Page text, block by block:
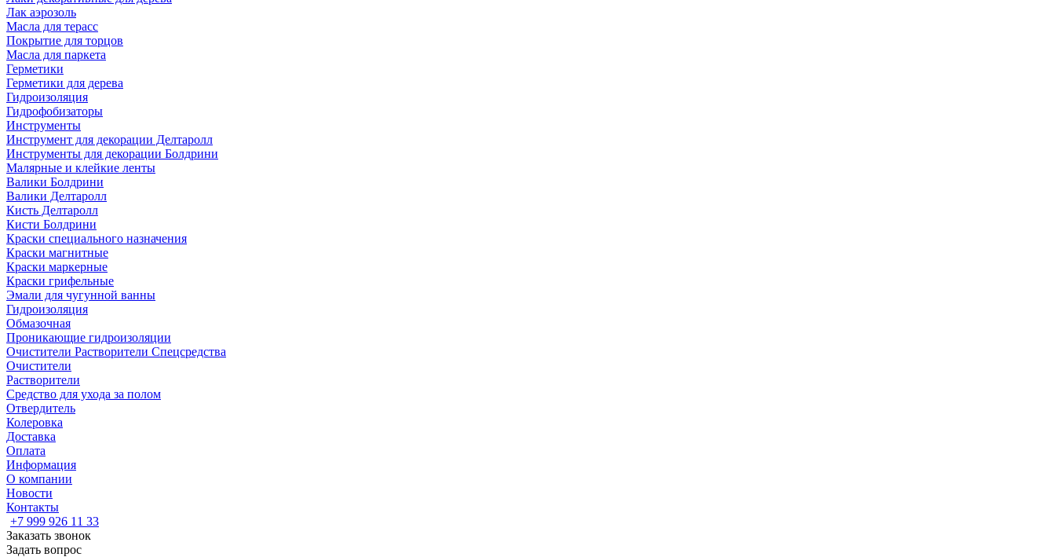
Лак аэрозоль
Масла для терасс
Покрытие для торцов
Масла для паркета
Герметики
Герметики для дерева
Гидроизоляция
Гидрофобизаторы
Инструменты
Инструмент для декорации Делтаролл
Инструменты для декорации Болдрини
Малярные и клейкие ленты
Валики Болдрини
Валики Делтаролл
Кисть Делтаролл
Кисти Болдрини
Краски специального назначения
Краски магнитные
Краски маркерные
Краски грифельные
Эмали для чугунной ванны
Гидроизоляция
Обмазочная
Проникающие гидроизоляции
Очистители Растворители Спецсредства
Очистители
Растворители
Средство для ухода за полом
Отвердитель
Колеровка
Доставка
Оплата
Информация
О компании
Новости
Контакты
+7 999 926 11 33
Заказать звонок
Задать вопрос